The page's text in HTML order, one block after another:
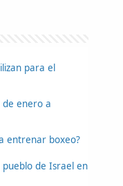
para el
de enero a
entrenar boxeo?
pueblo de Israel en